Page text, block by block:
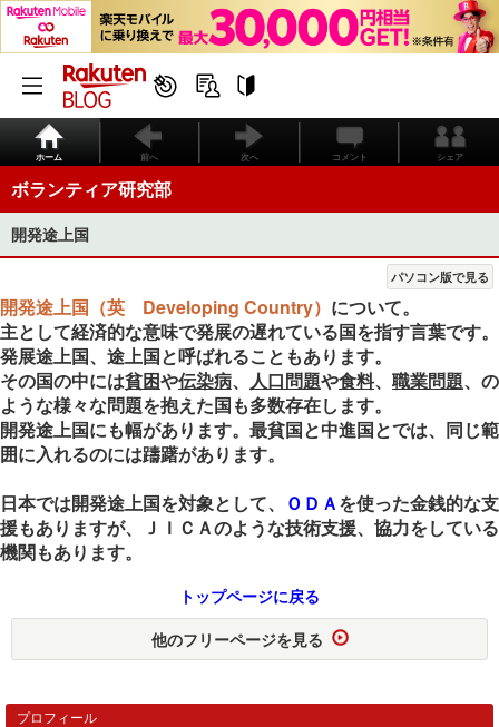
ホーム 前へ 次へ コメント シェア
ボランティア研究部
開発途上国
パソコン版で見る
開発途上国（英 Developing Country） について。
主として経済的な意味で発展の遅れている国を指す言葉です。
発展途上国、途上国と呼ばれることもあります。
その国の中には貧困や伝染病、 人口問題や食料、 職業問題、の
ような様々な問題を抱えた国も多数存在します。
開発途上国にも幅があります。最貧国と中進国とでは、同じ範
囲に入れるのには躊躇があります。
日本では開発途上国を対象として、
ＯＤＡを使った金銭的な支
援もありますが、ＪＩＣＡのような技術支援、協力をしている
機関もあります。
トップページに戻る
他のフリーページを見る
プロフィール